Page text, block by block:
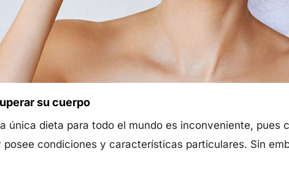
su cuerpo
única dieta para todo el mundo es inconveniente, pues
condiciones y características particulares. Sin